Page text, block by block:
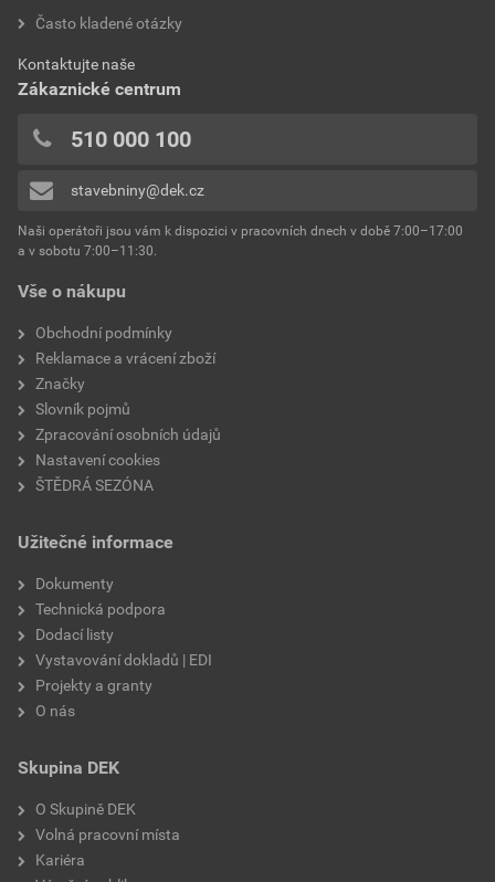
Vše o nákupu
Obchodní podmínky
Reklamace a vrácení zboží
Značky
Slovník pojmů
Zpracování osobních údajů
Nastavení cookies
ŠTĚDRÁ SEZÓNA
Užitečné informace
Dokumenty
Technická podpora
Dodací listy
Vystavování dokladů | EDI
Projekty a granty
O nás
Skupina DEK
O Skupině DEK
Volná pracovní místa
Kariéra
Často kladené otázky
Kontaktujte naše
Zákaznické centrum
510 000 100
stavebniny@dek.cz
Naši operátoři jsou vám k dispozici v pracovních dnech v době 7:00–17:00
a v sobotu 7:00–11:30.